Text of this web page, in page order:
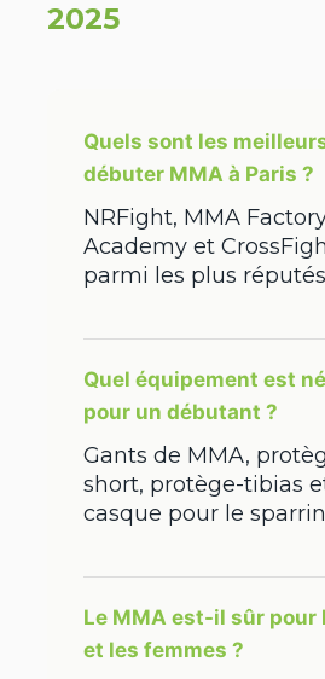
2025
Quels sont les
débuter MMA à Paris ?
NRFight, MMA
Academy et
parmi les plus
Quel équipement est
pour un débutant ?
Gants de MMA,
short, protège-tibias
casque pour le
Le MMA est-il sûr pour
et les femmes ?